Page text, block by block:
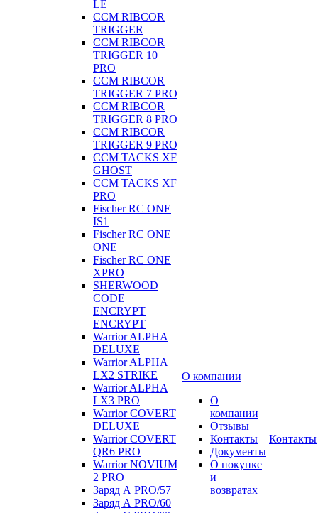
LE
CCM RIBCOR
TRIGGER
CCM RIBCOR
TRIGGER 10
PRO
CCM RIBCOR
TRIGGER 7 PRO
CCM RIBCOR
TRIGGER 8 PRO
CCM RIBCOR
TRIGGER 9 PRO
CCM TACKS XF
GHOST
CCM TACKS XF
PRO
Fischer RC ONE
IS1
Fischer RC ONE
ONE
Fischer RC ONE
XPRO
SHERWOOD
CODE
ENCRYPT
ENCRYPT
Warrior ALPHA
DELUXE
Warrior ALPHA
LX2 STRIKE
Warrior ALPHA
LX3 PRO
Warrior COVERT
DELUXE
Warrior COVERT
QR6 PRO
Warrior NOVIUM
2 PRO
Заряд А PRO/57
Заряд А PRO/60
О компании
О
компании
Отзывы
Контакты
Документы
О покупке
и
возвратах
Контакты